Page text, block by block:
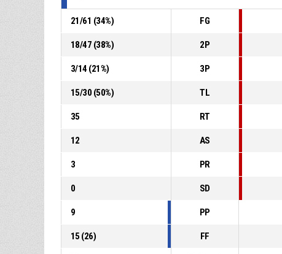
21/61 (34%) FG
18/47 (38%) 2P
3/14 (21%) 3P
15/30 (50%) TL
35 RT
12 AS
3 PR
0 SD
9 PP
15 (26) FF